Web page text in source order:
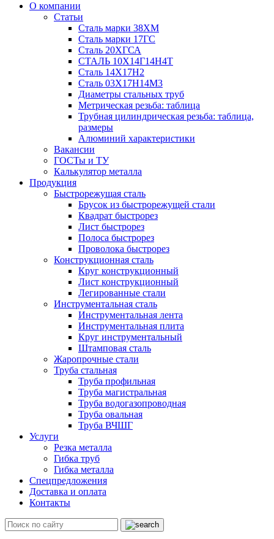
О компании
Статьи
Сталь марки 38ХМ
Сталь марки 17ГС
Сталь 20ХГСА
СТАЛЬ 10Х14Г14Н4Т
Сталь 14Х17Н2
Сталь 03Х17Н14М3
Диаметры стальных труб
Метрическая резьба: таблица
Трубная цилиндрическая резьба: таблица,
размеры
Алюминий характеристики
Вакансии
ГОСТы и ТУ
Калькулятор металла
Продукция
Быстрорежущая сталь
Брусок из быстрорежущей стали
Квадрат быстрорез
Лист быстрорез
Полоса быстрорез
Проволока быстрорез
Конструкционная сталь
Круг конструкционный
Лист конструкционный
Легированные стали
Инструментальная сталь
Инструментальная лента
Инструментальная плита
Круг инструментальный
Штамповая сталь
Жаропрочные стали
Труба стальная
Труба профильная
Труба магистральная
Труба водогазопроводная
Труба овальная
Труба ВЧШГ
Услуги
Резка металла
Гибка труб
Гибка металла
Спецпредложения
Доставка и оплата
Контакты